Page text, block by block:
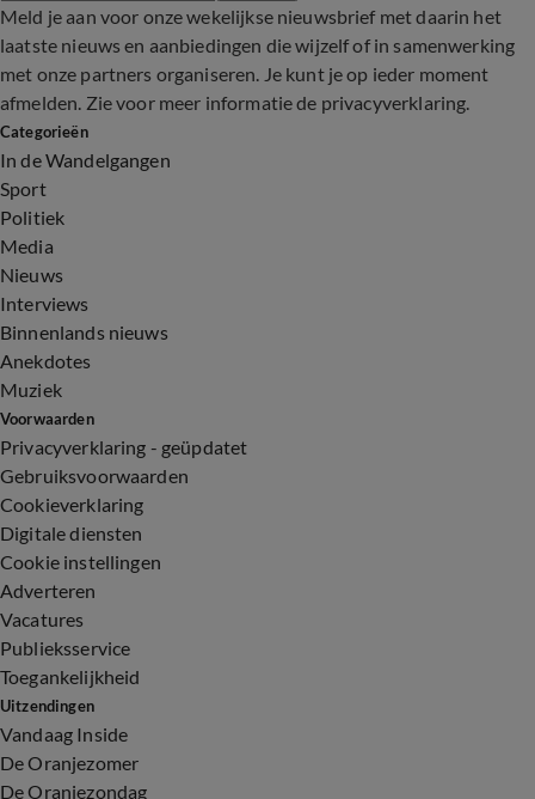
Meld je aan voor onze wekelijkse nieuwsbrief met daarin het
laatste nieuws en aanbiedingen die wijzelf of in samenwerking
met onze partners organiseren. Je kunt je op ieder moment
afmelden. Zie voor meer informatie de privacyverklaring.
Categorieën
In de Wandelgangen
Sport
Politiek
Media
Nieuws
Interviews
Binnenlands nieuws
Anekdotes
Muziek
Voorwaarden
Privacyverklaring - geüpdatet
Gebruiksvoorwaarden
Cookieverklaring
Digitale diensten
Cookie instellingen
Adverteren
Vacatures
Publieksservice
Toegankelijkheid
Uitzendingen
Vandaag Inside
De Oranjezomer
De Oranjezondag